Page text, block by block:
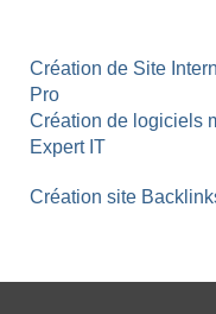
Création de Site
Pro
Création de logiciels
Expert IT
Création site